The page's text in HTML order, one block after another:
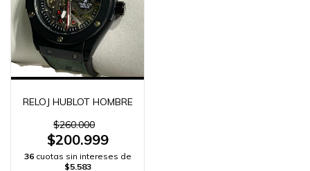
RELOJ HUBLOT HOMBRE
$260.000
$200.999
36 cuotas sin intereses de
$5.583